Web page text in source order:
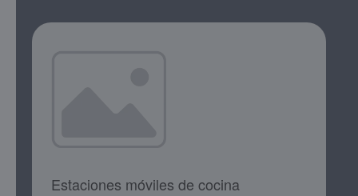
Estaciones móviles de cocina